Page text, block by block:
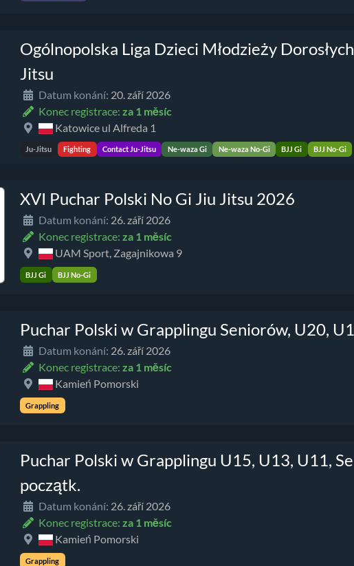
Ogólnopolska Liga Dzieci Młodzieży
Jitsu
Datum konání: 20. září 2026
Konec registrace: za 1 měsíc
Katowice ul Alfreda 1
Ju-Jitsu Fighting Contact Ju-Jitsu Ne-waza Gi Ne-waza No-Gi BJJ Gi BJJ No-Gi
XVI Puchar Polski No Gi Jiu Jitsu 2026
Datum konání: 26. září 2026
Konec registrace: za 1 měsíc
UAM Sport, Zagajnikowa 9
BJJ Gi BJJ No-Gi
Puchar Polski w Grapplingu Seniorów, U20,
Datum konání: 26. září 2026
Konec registrace: za 1 měsíc
Kamień Pomorski
Grappling
Puchar Polski w Grapplingu U15, U13, U11,
początk.
Datum konání: 26. září 2026
Konec registrace: za 1 měsíc
Kamień Pomorski
Grappling